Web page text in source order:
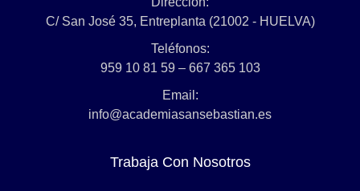
C/ San José 35, Entreplanta (21002 - HUELVA)
Teléfonos:
959 10 81 59 – 667 365 103
Email:
info@academiasansebastian.es
Trabaja Con Nosotros